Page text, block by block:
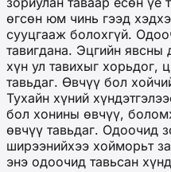
өгсөн юм чинь гээд
сууцгааж болохгүй.
тавигдана. Эцгийн явсны
хүн ул тавихыг хорьдог,
тавьдаг. Өвчүү бол
Тухайн хүний
бол хонины өвчүү,
өвчүү тавьдаг. Одоочид
ширээнийхээ хойморьт
энэ одоочид тавьсан